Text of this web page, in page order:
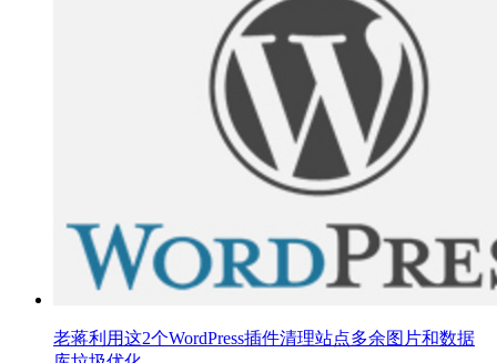
老蒋利用这2个WordPress插件清理站点多余图片和数据